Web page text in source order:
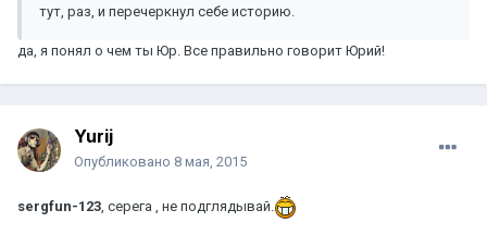
тут, раз, и перечеркнул себе историю.
да, я понял о чем ты Юр. Все правильно говорит Юрий!
Yurij
Опубликовано 8 мая, 2015
sergfun-123, серега , не подглядывай.